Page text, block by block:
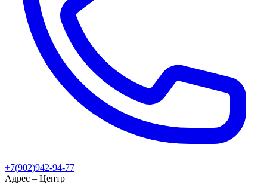
+7(902)942-94-77
Адрес – Центр